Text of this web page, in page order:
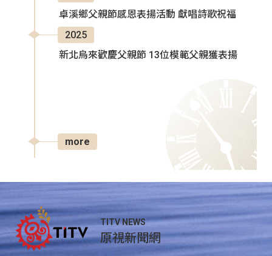
卓溪鄉父親節感恩表揚活動 獻唱詩歌祝福
2025
新北烏來歡慶父親節 13位模範父親獲表揚
more
TITV NEWS
原視新聞網